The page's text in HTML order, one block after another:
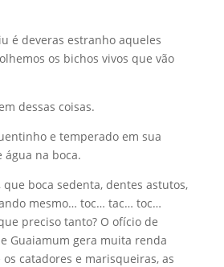
é deveras estranho aqueles
os bichos vivos que vão
dessas coisas.
e temperado em sua
na boca.
que boca sedenta, dentes astutos,
mesmo… toc… tac… toc…
preciso tanto? O ofício de
Guaiamum gera muita renda
catadores e marisqueiras, as